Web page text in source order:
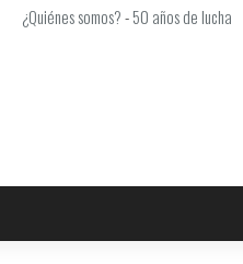
¿Quiénes somos?-50 años de lucha